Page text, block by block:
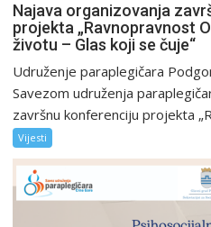
Najava organizovanja
projekta „Ravnopravnost
životu – Glas koji se čuje“
Udruženje paraplegičara
Savezom udruženja
završnu konferenciju projekta
Vijesti